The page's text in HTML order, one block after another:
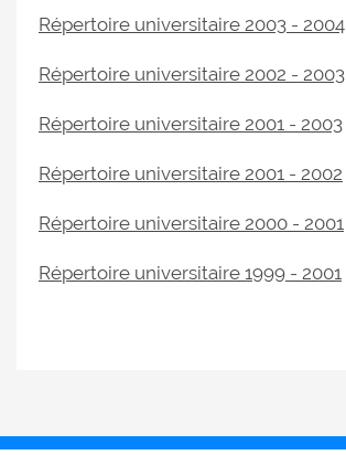
Répertoire universitaire 2003 - 2004
Répertoire universitaire 2002 - 2003
Répertoire universitaire 2001 - 2003
Répertoire universitaire 2001 - 2002
Répertoire universitaire 2000 - 2001
Répertoire universitaire 1999 - 2001